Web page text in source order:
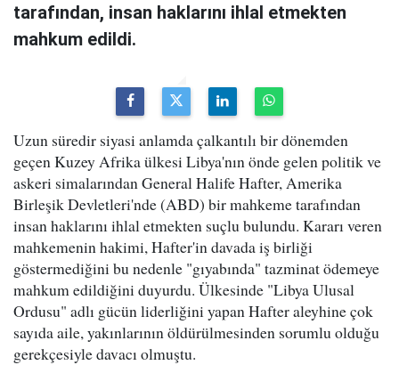
tarafından, insan haklarını ihlal etmekten
mahkum edildi.
Uzun süredir siyasi anlamda çalkantılı bir dönemden
geçen Kuzey Afrika ülkesi Libya'nın önde gelen politik ve
askeri simalarından General Halife Hafter, Amerika
Birleşik Devletleri'nde (ABD) bir mahkeme tarafından
insan haklarını ihlal etmekten suçlu bulundu. Kararı veren
mahkemenin hakimi, Hafter'in davada iş birliği
göstermediğini bu nedenle "gıyabında" tazminat ödemeye
mahkum edildiğini duyurdu. Ülkesinde "Libya Ulusal
Ordusu" adlı gücün liderliğini yapan Hafter aleyhine çok
sayıda aile, yakınlarının öldürülmesinden sorumlu olduğu
gerekçesiyle davacı olmuştu.